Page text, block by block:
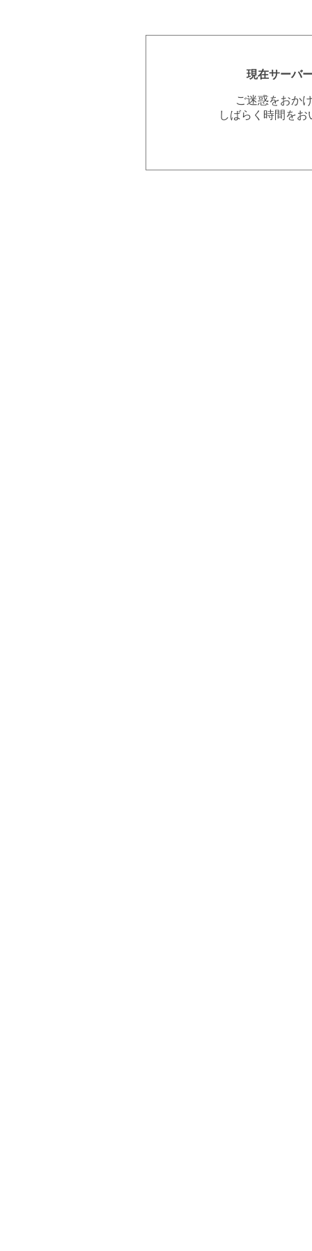
現在サーバ
ご迷惑をおか
しばらく時間を